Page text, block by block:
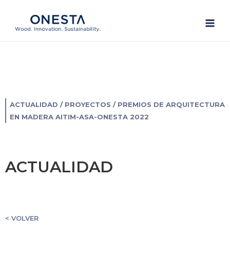
contenido
ACTUALIDAD / PROYECTOS / PREMIOS DE ARQUITECTURA
EN MADERA AITIM-ASA-ONESTA 2022
ACTUALIDAD
< VOLVER